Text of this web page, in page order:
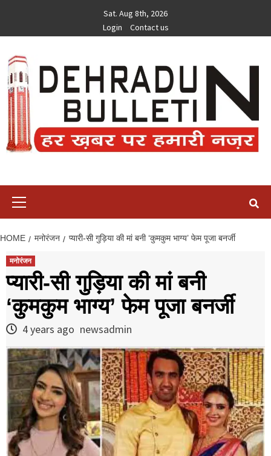
content
Sat. Aug 8th, 2026
Login
Contact us
HOME मनोरंजन प्यारी-सी गुड़िया की मां बनी ‘कुमकुम भाग्य’ फेम पूजा बनर्जी
मनोरंजन
प्यारी-सी गुड़िया की मां बनी
‘कुमकुम भाग्य’ फेम पूजा बनर्जी
4 years ago newsadmin